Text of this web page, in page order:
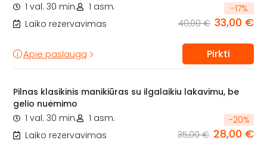
1 val. 30 min.
1 asm.
Laiko rezervavimas
-17%
40,00 € 33,00 €
Apie paslaugą Pirkti
Pilnas klasikinis manikiūras su ilgalaikiu lakavimu, be
gelio nuėmimo
1 val. 30 min.
1 asm.
Laiko rezervavimas
-20%
35,00 € 28,00 €